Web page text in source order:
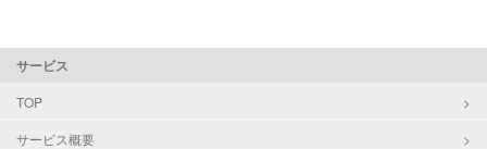
サービス
TOP
サービス概要